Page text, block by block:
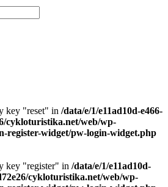
key "reset" in /data/e/1/e11ad10d-e466-
cykloturistika.net/web/wp-
register-widget/pw-login-widget.php
key "register" in /data/e/1/e11ad10d-
cykloturistika.net/web/wp-